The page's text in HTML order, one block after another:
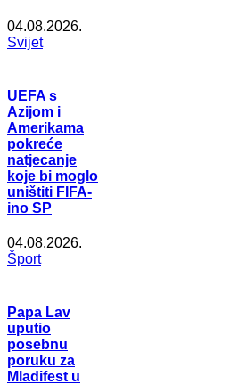
04.08.2026.
Svijet
UEFA s
Azijom i
Amerikama
pokreće
natjecanje
koje bi moglo
uništiti FIFA-
ino SP
04.08.2026.
Šport
Papa Lav
uputio
posebnu
poruku za
Mladifest u